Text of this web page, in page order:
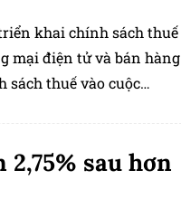
khai chính sách thuế
mại điện tử và bán hàng
sách thuế vào cuộc
sau hơn